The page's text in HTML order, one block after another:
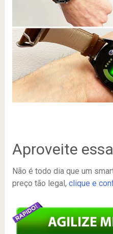
Aproveite
Não é todo dia que um
preço tão legal, clique e